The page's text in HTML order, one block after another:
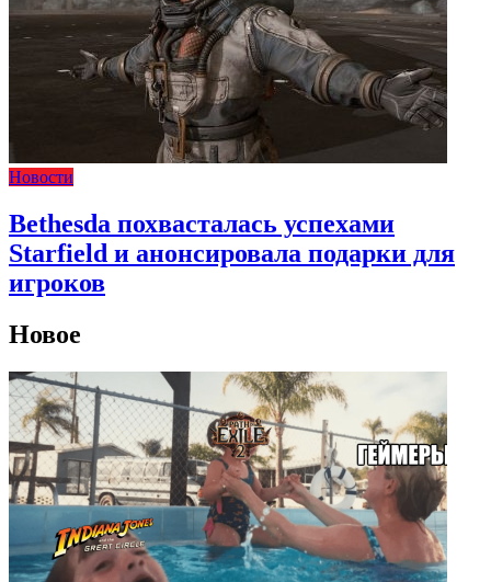
Новости
Bethesda похвасталась успехами
Starfield и анонсировала подарки для
игроков
Новое